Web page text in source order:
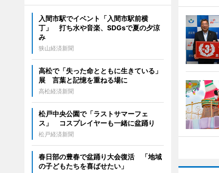
入間市駅でイベント「入間市駅前横
丁」 打ち水や音楽、SDGsで夏の夕涼
み
狭山経済新聞
高松で「失った命とともに生きている」
展 言葉と記憶を重ねる場に
高松経済新聞
松戸中央公園で「ラストサマーフェ
ス」 コスプレイヤーも一緒に盆踊り
松戸経済新聞
春日部の豊春で盆踊り大会復活 「地域
の子どもたちを喜ばせたい」